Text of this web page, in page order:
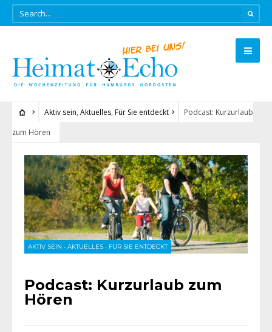
Aktiv sein, Aktuelles, Für Sie entdeckt
Podcast: Kurzurlaub
zum Hören
AKTIV SEIN • AKTUELLES • FÜR SIE ENTDECKT
Podcast: Kurzurlaub zum
Hören